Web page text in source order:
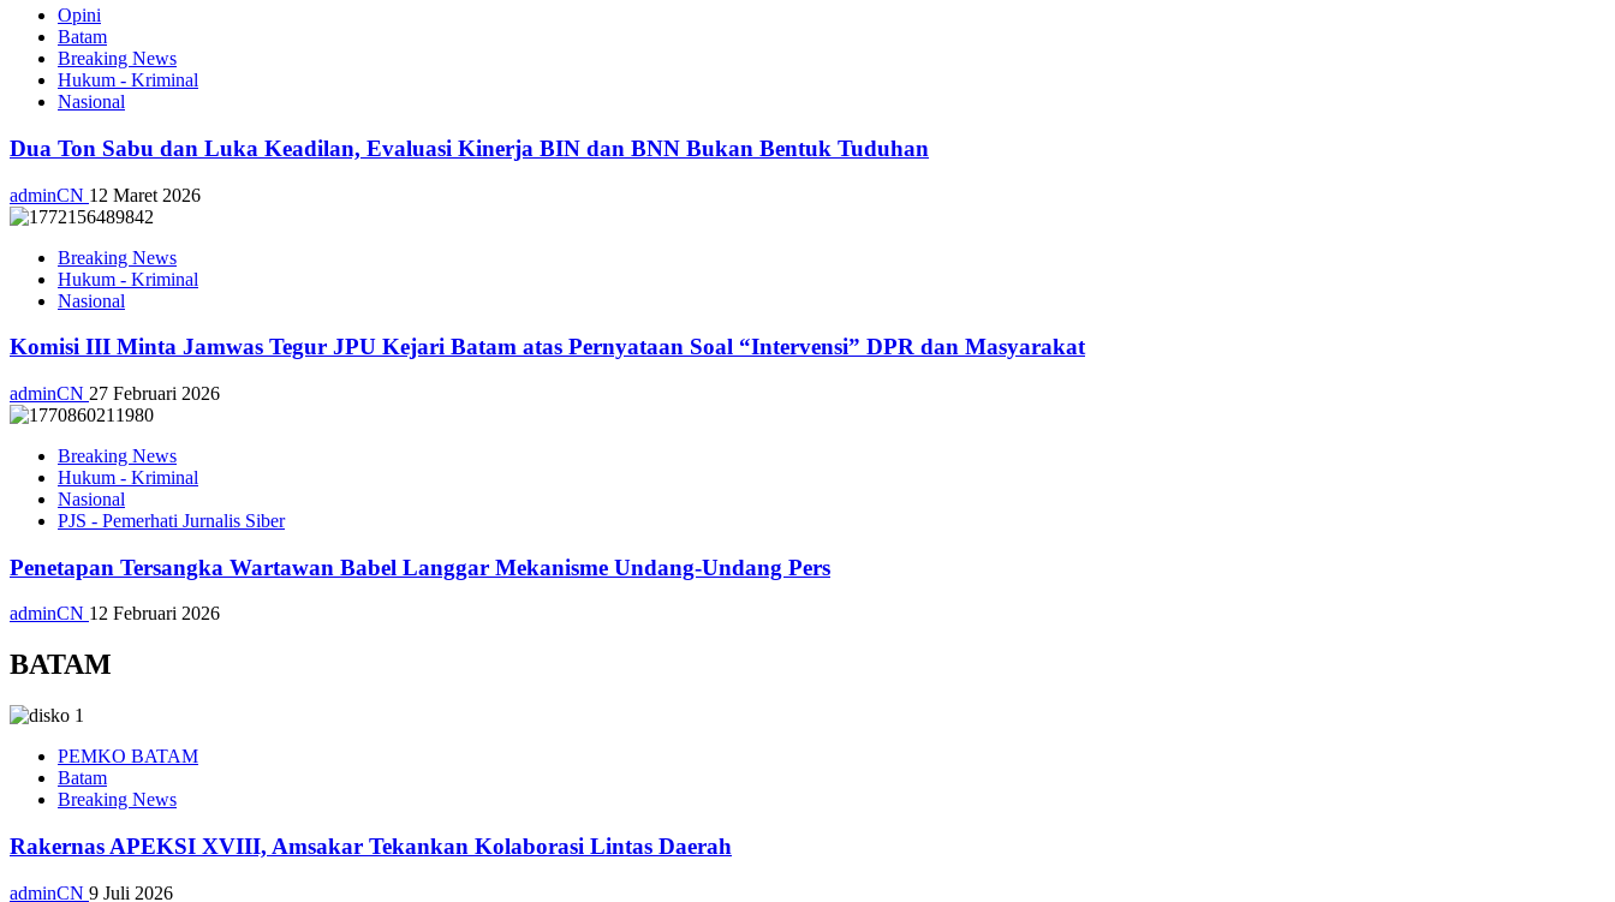
Opini
Batam
Breaking News
Hukum - Kriminal
Nasional
Dua Ton Sabu dan Luka Keadilan, Evaluasi Kinerja BIN dan BNN Bukan Bentuk Tuduhan
adminCN 12 Maret 2026
Breaking News
Hukum - Kriminal
Nasional
Komisi III Minta Jamwas Tegur JPU Kejari Batam atas Pernyataan Soal “Intervensi” DPR dan Masyarakat
adminCN 27 Februari 2026
Breaking News
Hukum - Kriminal
Nasional
PJS - Pemerhati Jurnalis Siber
Penetapan Tersangka Wartawan Babel Langgar Mekanisme Undang-Undang Pers
adminCN 12 Februari 2026
BATAM
PEMKO BATAM
Batam
Breaking News
Rakernas APEKSI XVIII, Amsakar Tekankan Kolaborasi Lintas Daerah
adminCN 9 Juli 2026